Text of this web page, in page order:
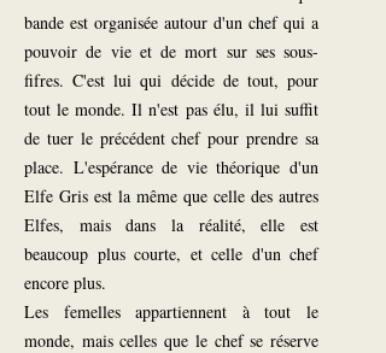
bande est organisée autour d'un chef qui a
pouvoir de vie et de mort sur ses sous-
fifres. C'est lui qui décide de tout, pour
tout le monde. Il n'est pas élu, il lui suffit
de tuer le précédent chef pour prendre sa
place. L'espérance de vie théorique d'un
Elfe Gris est la même que celle des autres
Elfes, mais dans la réalité, elle est
beaucoup plus courte, et celle d'un chef
encore plus.
Les femelles appartiennent à tout le
monde, mais celles que le chef se réserve